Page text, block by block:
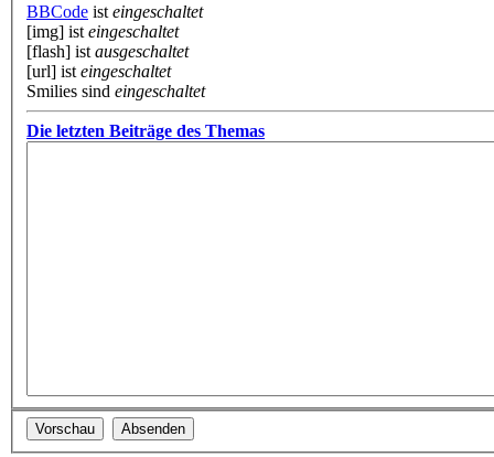
BBCode ist eingeschaltet
[img] ist eingeschaltet
[flash] ist ausgeschaltet
[url] ist eingeschaltet
Smilies sind eingeschaltet
Die letzten Beiträge des Themas